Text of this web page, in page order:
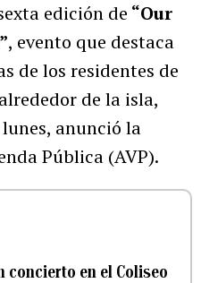
edición de “Our
, evento que destaca
de los residentes de
de la isla,
anunció la
Pública (AVP).
concierto en el Coliseo